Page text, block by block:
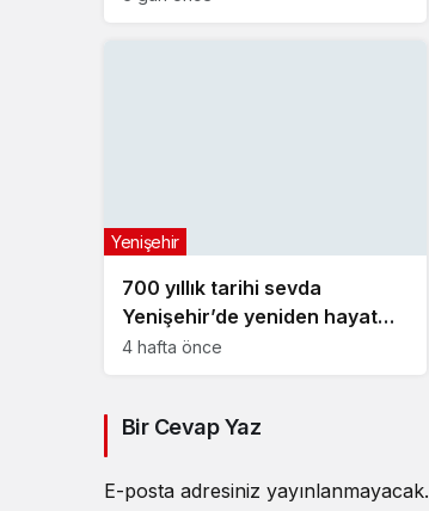
700 yıllık tarihi sevda
Yenişehir’de yeniden hayat
buldu
Yenişehir
4 hafta önce
Bir Cevap Yaz
E-posta adresiniz yayınlanmayacak.